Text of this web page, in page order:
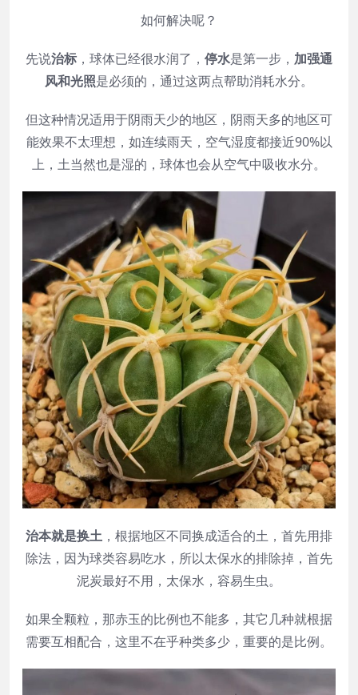
如何解决呢？
先说治标 ，球体已经很水润了， 停水是第一步， 加强通
风和光照是必须的，通过这两点帮助消耗水分。
但这种情况适用于阴雨天少的地区，阴雨天多的地区可
能效果不太理想，如连续雨天，空气湿度都接近90%以
上，土当然也是湿的，球体也会从空气中吸收水分。
治本就是换土 ，根据地区不同换成适合的土，首先用排
除法，因为球类容易吃水，所以太保水的排除掉，首先
泥炭最好不用，太保水，容易生虫。
如果全颗粒，那赤玉的比例也不能多，其它几种就根据
需要互相配合，这里不在乎种类多少，重要的是比例。